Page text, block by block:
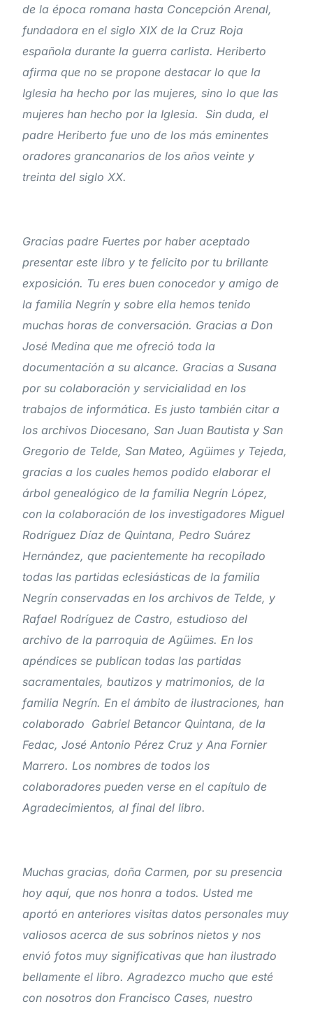
de la época romana hasta Concepción Arenal,
fundadora en el siglo XIX de la Cruz Roja
española durante la guerra carlista. Heriberto
afirma que no se propone destacar lo que la
Iglesia ha hecho por las mujeres, sino lo que las
mujeres han hecho por la Iglesia. Sin duda, el
padre Heriberto fue uno de los más eminentes
oradores grancanarios de los años veinte y
treinta del siglo XX.
Gracias padre Fuertes por haber aceptado
presentar este libro y te felicito por tu brillante
exposición. Tu eres buen conocedor y amigo de
la familia Negrín y sobre ella hemos tenido
muchas horas de conversación. Gracias a Don
José Medina que me ofreció toda la
documentación a su alcance. Gracias a Susana
por su colaboración y servicialidad en los
trabajos de informática. Es justo también citar a
los archivos Diocesano, San Juan Bautista y San
Gregorio de Telde, San Mateo, Agüimes y Tejeda,
gracias a los cuales hemos podido elaborar el
árbol genealógico de la familia Negrín López,
con la colaboración de los investigadores Miguel
Rodríguez Díaz de Quintana, Pedro Suárez
Hernández, que pacientemente ha recopilado
todas las partidas eclesiásticas de la familia
Negrín conservadas en los archivos de Telde, y
Rafael Rodríguez de Castro, estudioso del
archivo de la parroquia de Agüimes. En los
apéndices se publican todas las partidas
sacramentales, bautizos y matrimonios, de la
familia Negrín. En el ámbito de ilustraciones, han
colaborado Gabriel Betancor Quintana, de la
Fedac, José Antonio Pérez Cruz y Ana Fornier
Marrero. Los nombres de todos los
colaboradores pueden verse en el capítulo de
Agradecimientos, al final del libro.
Muchas gracias, doña Carmen, por su presencia
hoy aquí, que nos honra a todos. Usted me
aportó en anteriores visitas datos personales muy
valiosos acerca de sus sobrinos nietos y nos
envió fotos muy significativas que han ilustrado
bellamente el libro. Agradezco mucho que esté
con nosotros don Francisco Cases, nuestro